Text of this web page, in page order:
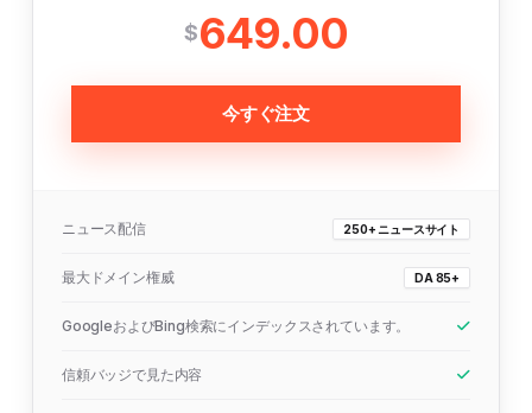
$649.00
今すぐ注文
ニュース配信 250+ ニュースサイト
最大ドメイン権威 DA 85+
GoogleおよびBing検索にインデックスされています。
信頼バッジで見た内容